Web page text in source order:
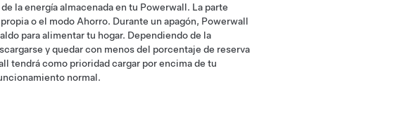
la energía almacenada en tu Powerwall. La parte
o el modo Ahorro. Durante un apagón, Powerwall
para alimentar tu hogar. Dependiendo de la
y quedar con menos del porcentaje de reserva
tendrá como prioridad cargar por encima de tu
normal.